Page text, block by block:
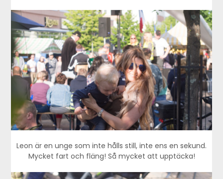
Leon är en unge som inte hålls still, inte ens en sekund.
Mycket fart och fläng! Så mycket att upptäcka!